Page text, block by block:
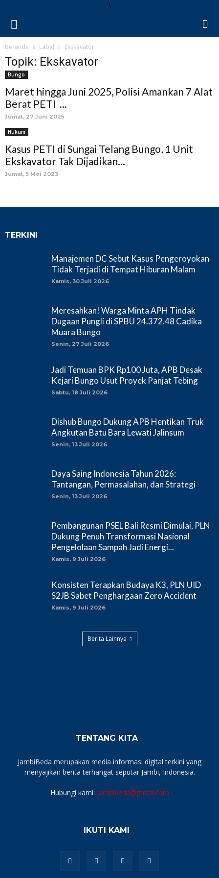
\
Beranda Label Ekskavator
Topik: Ekskavator
Bungo
Maret hingga Juni 2025, Polisi Amankan 7 Alat
Berat PETI ...
Jumat, 27 Juni 2025
Hukum
Kasus PETI di Sungai Telang Bungo, 1 Unit
Ekskavator Tak Dijadikan...
Jumat, 5 Mei 2023
TERKINI
Manajemen DC Sebut Kasus Pengeroyokan
Tidak Terjadi di Tempat Hiburan Malam
Kamis, 30 Juli 2026
Meresahkan! Warga Minta APH Tindak
Dugaan Pungli di SPBU 24.372.48 Cadika
Muara Bungo
Senin, 27 Juli 2026
Jadi Temuan BPK Rp100 Juta, APB Desak
Kejari Bungo Usut Proyek Panjat Tebing
Sabtu, 18 Juli 2026
Dishub Bungo Dukung APB Hentikan Truk
Angkutan Batu Bara Lewati Jalinsum
Senin, 13 Juli 2026
Daya Saing Indonesia Tahun 2026:
Tantangan, Permasalahan, dan Strategi
Senin, 13 Juli 2026
Pembangunan PSEL Bali Resmi Dimulai, PLN
Dukung Penuh Transformasi Nasional
Pengelolaan Sampah Jadi Energi...
Kamis, 9 Juli 2026
Konsisten Terapkan Budaya K3, PLN UID
S2JB Sabet Penghargaan Zero Accident
Kamis, 9 Juli 2026
Berita Lainnya
TENTANG KITA
JambiBeda merupakan media informasi digital terkini yang
menyajikan berita terhangat seputar Jambi, Indonesia.
Hubungi kami: jambibeda@gmail.com
IKUTI KAMI